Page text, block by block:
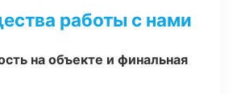
работы с нами
на объекте и финальная